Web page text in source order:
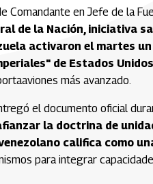
Comandante en Jefe de la
de la Nación, iniciativa
activaron el martes
de Estados Unidos
más avanzado.
el documento oficial
la doctrina de
califica como
para integrar